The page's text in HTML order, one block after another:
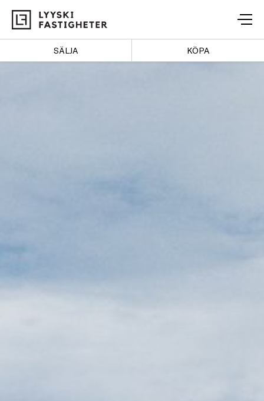
Lyyski
Fastigheter
SÄLJA KÖPA